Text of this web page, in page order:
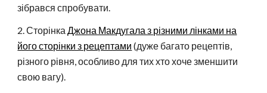
зібрався спробувати.
2. Сторінка Джона Макдугала з різними лінками на
його сторінки з рецептами (дуже багато рецептів,
різного рівня, особливо для тих хто хоче зменшити
свою вагу).